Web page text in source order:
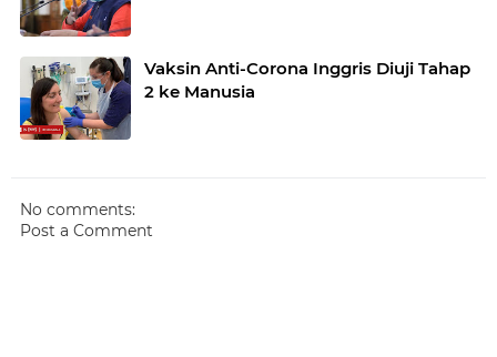
Vaksin Anti-Corona Inggris Diuji Tahap
2 ke Manusia
No comments:
Post a Comment